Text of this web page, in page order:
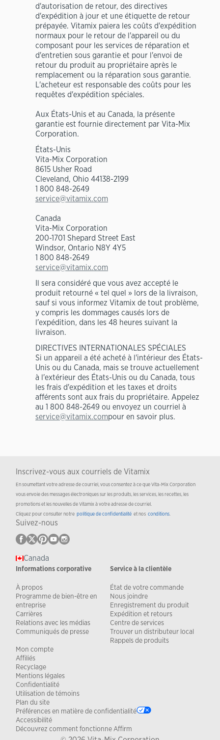
d'autorisation de retour, des directives
d'expédition à jour et une étiquette de retour
prépayée. Vitamix paiera les coûts d'expédition
normaux pour le retour de l'appareil ou du
composant pour les services de réparation et
d'entretien sous garantie et pour l'envoi de
retour du produit au propriétaire après le
remplacement ou la réparation sous garantie.
L'acheteur est responsable des coûts pour les
requêtes d'expédition spéciales.
Aux États-Unis et au Canada, la présente
garantie est fournie directement par Vita-Mix
Corporation.
États-Unis
Vita-Mix Corporation
8615 Usher Road
Cleveland, Ohio 44138-2199
1 800 848-2649
service@vitamix.com
Canada
Vita-Mix Corporation
200-1701 Shepard Street East
Windsor, Ontario N8Y 4Y5
1 800 848-2649
service@vitamix.com
Il sera considéré que vous avez accepté le
produit retourné « tel quel » lors de la livraison,
sauf si vous informez Vitamix de tout problème,
y compris les dommages causés lors de
l'expédition, dans les 48 heures suivant la
livraison.
DIRECTIVES INTERNATIONALES SPÉCIALES
Si un appareil a été acheté à l'intérieur des États-
Unis ou du Canada, mais se trouve actuellement
à l'extérieur des États-Unis ou du Canada, tous
les frais d'expédition et les taxes et droits
afférents sont aux frais du propriétaire. Appelez
au 1 800 848-2649 ou envoyez un courriel à
service@vitamix.compour en savoir plus.
Inscrivez-vous aux courriels de Vitamix
En soumettant votre adresse de courriel, vous consentez à ce que Vita-Mix Corporation
vous envoie des messages électroniques sur les produits, les services, les recettes, les
promotions et les nouvelles de Vitamix à votre adresse de courriel.
Cliquez pour consulter notre politique de confidentialité et nos conditions.
Suivez-nous
Canada
Informations corporative
À propos
Programme de bien-être en
entreprise
Carrières
Relations avec les médias
Communiqués de presse
Service à la clientèle
État de votre commande
Nous joindre
Enregistrement du produit
Expédition et retours
Centre de services
Trouver un distributeur local
Rappels de produits
Mon compte
Affiliés
Recyclage
Mentions légales
Confidentialité
Utilisation de témoins
Plan du site
Préférences en matière de confidentialité
Accessibilité
Découvrez comment fonctionne Affirm